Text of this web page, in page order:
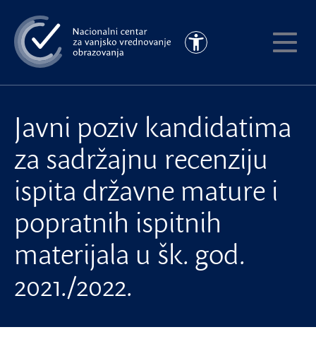
na
glavni
sadržaj
Pristupačnost
Javni poziv kandidatima
za sadržajnu recenziju
ispita državne mature i
popratnih ispitnih
materijala u šk. god.
2021./2022.